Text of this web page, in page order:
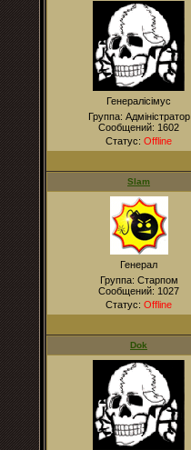
Генералісімус
Группа: Адміністратор
Сообщений: 1602
Статус: Offline
Slam
Генерал
Группа: Старпом
Сообщений: 1027
Статус: Offline
Dok